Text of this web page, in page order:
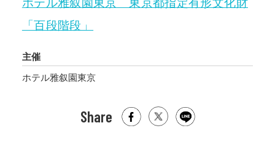
ホテル雅叙園東京 東京都指定有形文化財
「百段階段」
主催
ホテル雅叙園東京
Share